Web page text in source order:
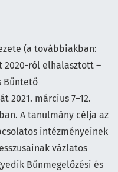
(a továbbiakban:
2020-ról elhalasztott –
Büntető
2021. március 7–12.
A tanulmány célja az
intézményeinek
vázlatos
Bűnmegelőzési és